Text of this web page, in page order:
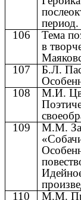
период.
106
Тема
в
107
Б.Л.
108
М.И.
109
М.М.
110
М.М.